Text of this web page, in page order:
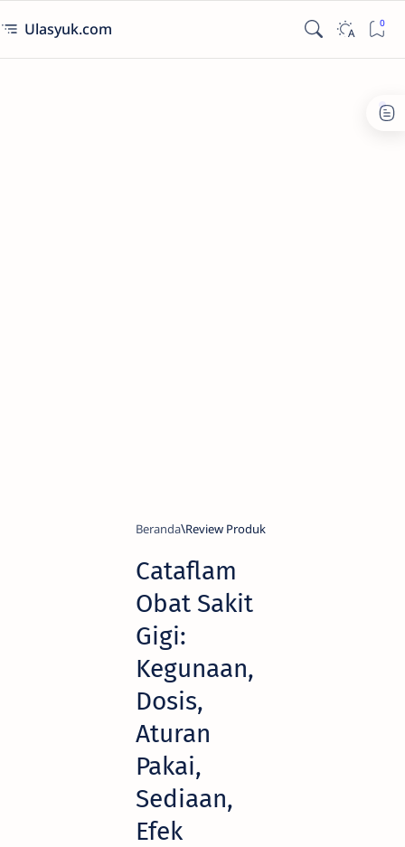
Ulasyuk.com
Beranda Review Produk
Cataflam
Obat Sakit
Gigi:
Kegunaan,
Dosis,
Aturan
Pakai,
Sediaan,
Efek